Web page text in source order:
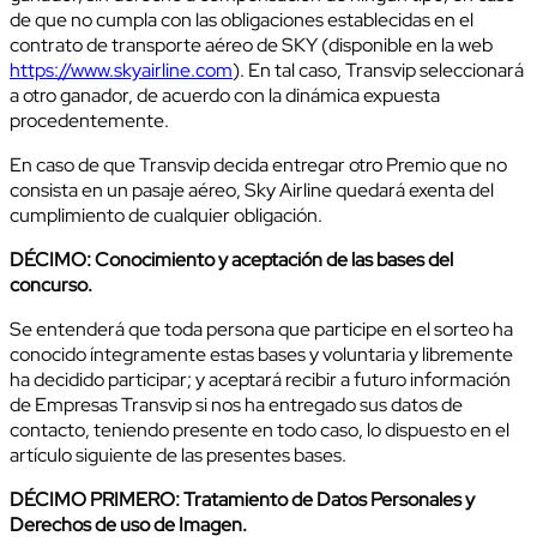
de que no cumpla con las obligaciones establecidas en el
contrato de transporte aéreo de SKY (disponible en la web
https://www.skyairline.com). En tal caso, Transvip seleccionará
a otro ganador, de acuerdo con la dinámica expuesta
procedentemente.
En caso de que Transvip decida entregar otro Premio que no
consista en un pasaje aéreo, Sky Airline quedará exenta del
cumplimiento de cualquier obligación.
DÉCIMO: Conocimiento y aceptación de las bases del
concurso.
Se entenderá que toda persona que participe en el sorteo ha
conocido íntegramente estas bases y voluntaria y libremente
ha decidido participar; y aceptará recibir a futuro información
de Empresas Transvip si nos ha entregado sus datos de
contacto, teniendo presente en todo caso, lo dispuesto en el
artículo siguiente de las presentes bases.
DÉCIMO PRIMERO: Tratamiento de Datos Personales y
Derechos de uso de Imagen.